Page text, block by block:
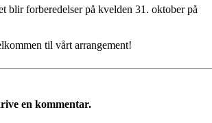
blir forberedelser på kvelden 31. oktober på
til vårt arrangement!
en kommentar.